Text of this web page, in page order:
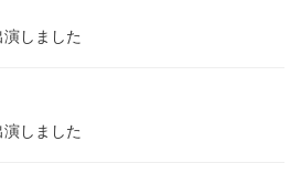
演しました
演しました